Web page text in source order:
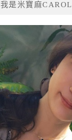
我是米寶麻CAROL